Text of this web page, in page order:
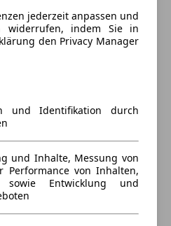
jederzeit anpassen und
widerrufen, indem Sie in
den Privacy Manager
und Identifikation durch
und Inhalte, Messung von
Performance von Inhalten,
sowie Entwicklung und